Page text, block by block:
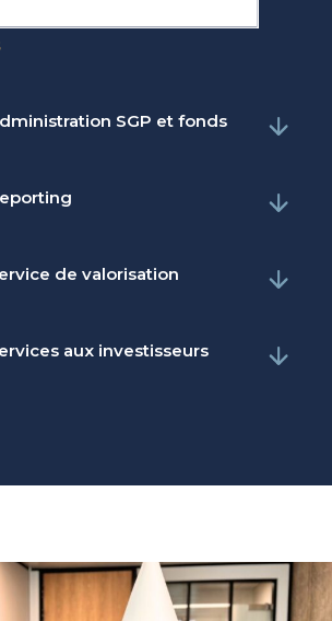
SGP et fonds​​
de valorisation​
aux investisseurs​